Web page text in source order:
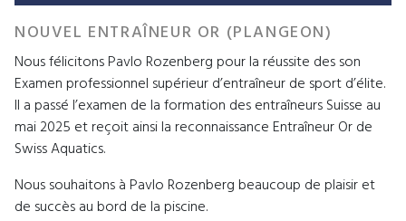
NOUVEL ENTRAÎNEUR OR (PLANGEON)
Nous félicitons Pavlo Rozenberg pour la réussite des son
Examen professionnel supérieur d’entraîneur de sport d’élite.
Il a passé l’examen de la formation des entraîneurs Suisse au
mai 2025 et reçoit ainsi la reconnaissance Entraîneur Or de
Swiss Aquatics.
Nous souhaitons à Pavlo Rozenberg beaucoup de plaisir et
de succès au bord de la piscine.